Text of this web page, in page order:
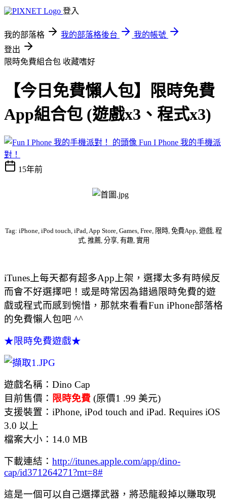
登入
我的部落格 我的部落格後台
我的帳號
登出
限時免費組合包 收藏嗜好
【今日免費懶人包】限時免費
App組合包 (遊戲x3、程式x3)
Fun I Phone 我的手機派
對！
15年前
Tag: iPhone, iPod touch, iPad, App Store, Games, Free, 限時, 免費App, 遊戲, 程
式, 推薦, 分享, 有趣, 實用
iTunes上每天都有超多App上架，選擇太多有時候反
而會不好選擇吧！或是時常因為錯過限時免費的遊
戲或程式而感到惋惜，那就來看看Fun iPhone部落格
的免費懶人包吧 ^^
★限時免費遊戲★
遊戲名稱：Dino Cap
目前售價： 限時免費 (原價1 .99 美元)
支援裝置：iPhone, iPod touch and iPad. Requires iOS
3.0 以上
檔案大小：14.0 MB
下載連結： http://itunes.apple.com/app/dino-
cap/id371264271?mt=8#
這是一個可以自己選擇武器，將恐龍殺掉以賺取現